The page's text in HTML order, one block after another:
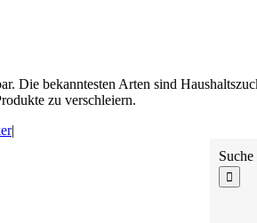
Die bekanntesten Arten sind
zu verschleiern.
|
Suche